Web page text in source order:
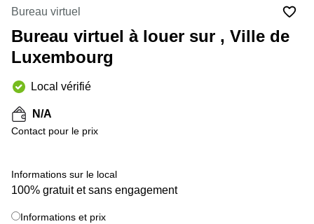
Esch-sur-
Alzette
Sandweiler
Bureaux
Esch-
sur-
Bureaux
Sandweiler
Bureaux
Bureau virtuel
Bureau virtuel à louer sur , Ville de
Luxembourg
Local vérifié
N/A
Contact pour le prix
Informations sur le local
100% gratuit et sans engagement
Informations et prix